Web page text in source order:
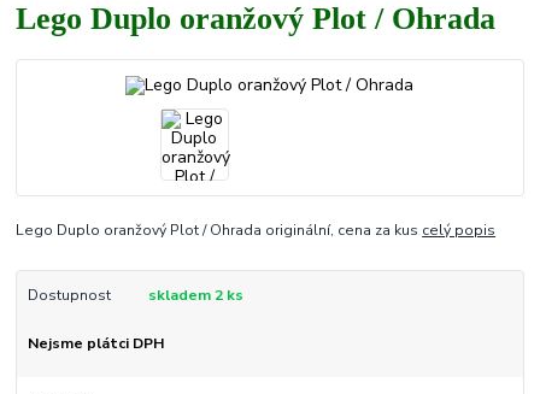
Lego Duplo oranžový Plot / Ohrada
Lego Duplo oranžový Plot / Ohrada originální, cena za kus celý popis
Dostupnost skladem 2 ks
Nejsme plátci DPH